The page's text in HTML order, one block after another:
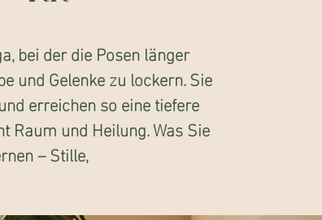
bei der die Posen länger
und Gelenke zu lockern. Sie
erreichen so eine tiefere
Raum und Heilung. Was Sie
– Stille,